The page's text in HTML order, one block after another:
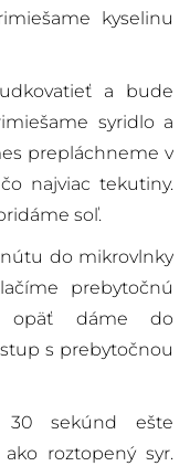
kyselinu
a bude
syridlo a
prepláchneme v
najviac tekutiny.
soľ.
do mikrovlnky
prebytočnú
opäť dáme do
s prebytočnou
30 sekúnd ešte
roztopený syr.